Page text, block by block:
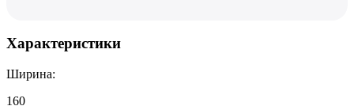
Характеристики
Ширина:
160